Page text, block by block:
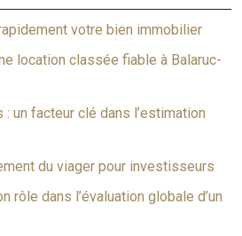
votre bien immobilier
location classée fiable à Balaruc-
un facteur clé dans l’estimation
du viager pour investisseurs
rôle dans l’évaluation globale d’un